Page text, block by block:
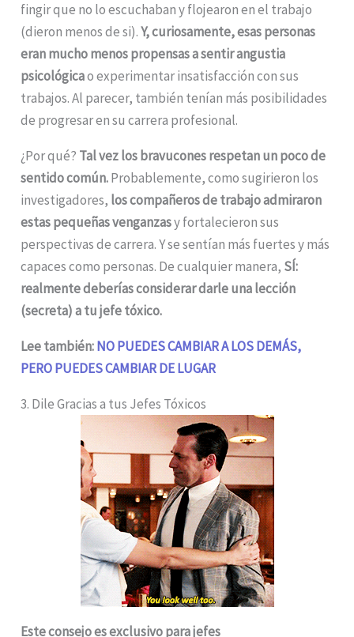
fingir que no lo escuchaban y flojearon en el trabajo
(dieron menos de si).Y, curiosamente, esas personas
eran mucho menos propensas a sentir angustia
psicológicao experimentar insatisfacción con sus
trabajos. Al parecer, también tenían más posibilidades
de progresar en su carrera profesional.
¿Por qué? Tal vez los bravucones respetan un poco de
sentido común.Probablemente, como sugirieron los
investigadores, los compañeros de trabajo admiraron
estas pequeñas venganzasy fortalecieron sus
perspectivas de carrera. Y se sentían más fuertes y más
capaces como personas. De cualquier manera, SÍ:
realmente deberías considerar darle una lección
(secreta) a tu jefe tóxico.
Lee también:NO PUEDES CAMBIAR A LOS DEMÁS,
PERO PUEDES CAMBIAR DE LUGAR
3. Dile Gracias a tus Jefes Tóxicos
Este consejo es exclusivo para jefes